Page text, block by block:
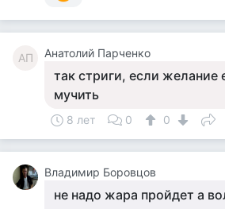
АП Анатолий Парченко
так стриги, если желание
мучить
8 лет 0 0
Владимир Боровцов
не надо жара пройдет а